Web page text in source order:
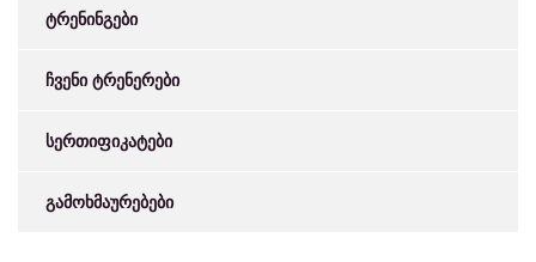
ტრენინგები
ჩვენი ტრენერები
სერთიფიკატები
გამოხმაურებები